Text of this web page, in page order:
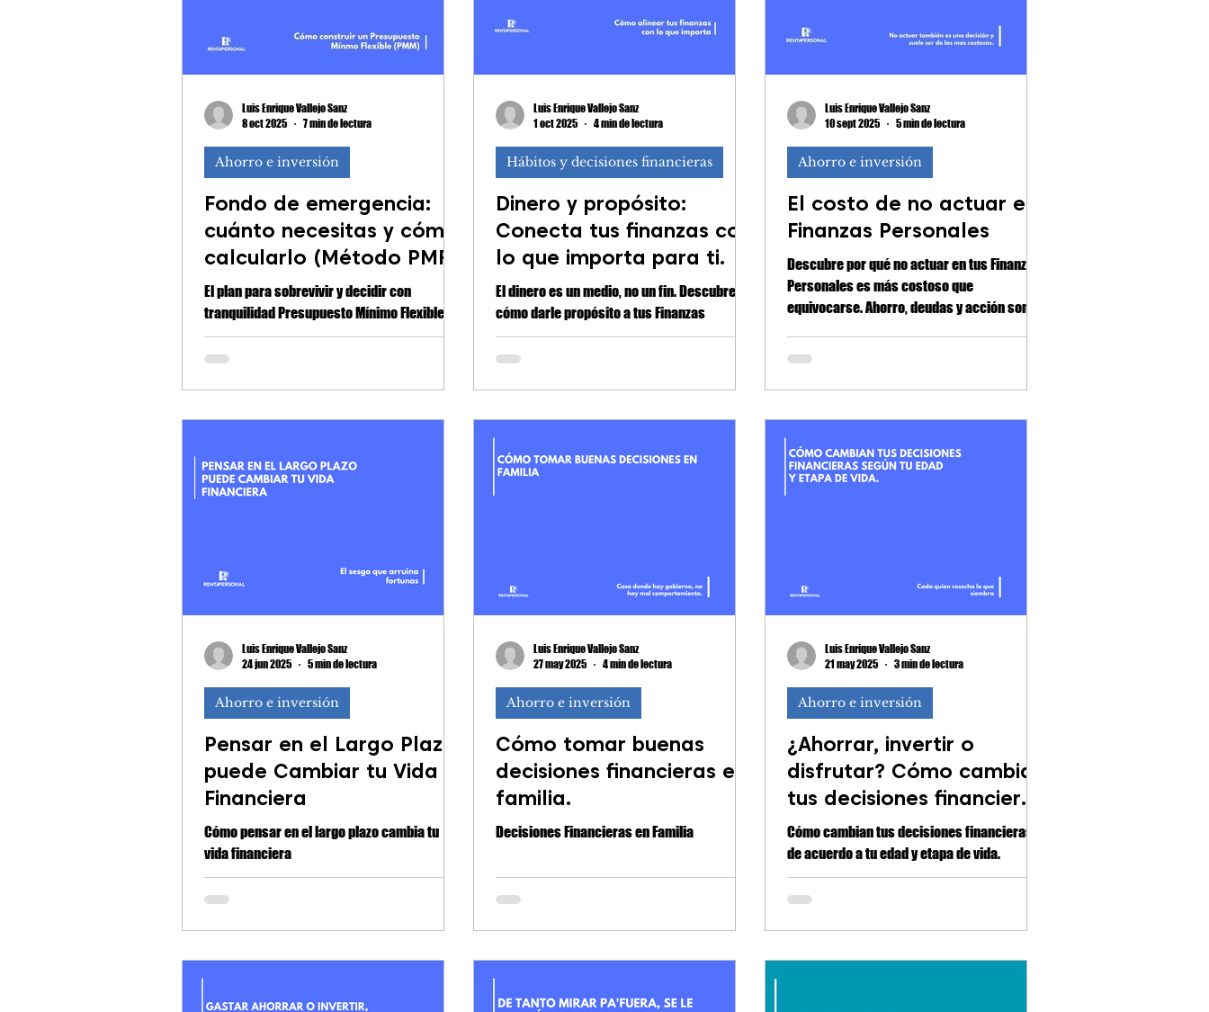
Fondo de emergencia:
cuánto necesitas y cómo
calcularlo (Método PMF)
| Colombia
El plan para sobrevivir y decidir con
tranquilidad Presupuesto Mínimo Flexible El
Presupuesto Mínimo Flexible (PMF) es el
método para calcular exactamente cuánto
cálculo al instante? Usa nuestra
¿Cuánto tiempo puedes sobrevivir con tus
ahorros si tu fuente de ingresos se reduce,
Ahorro e inversión
Luis Enrique Vallejo Sanz
8 oct 2025
7 min de lectura
Dinero y propósito:
Conecta tus finanzas con
lo que importa para ti.
El dinero es un medio, no un fin. Descubre
cómo darle propósito a tus Finanzas
Personales y usar tu dinero para construir la
vida que quieres.
Hábitos y decisiones financieras
Luis Enrique Vallejo Sanz
1 oct 2025
4 min de lectura
El costo de no actuar en
Finanzas Personales
Descubre por qué no actuar en tus Finanzas
Personales es más costoso que
equivocarse. Ahorro, deudas y acción son
Ahorro e inversión
Luis Enrique Vallejo Sanz
10 sept 2025
5 min de lectura
Pensar en el Largo Plazo
puede Cambiar tu Vida
Financiera
Cómo pensar en el largo plazo cambia tu
vida financiera
Ahorro e inversión
Luis Enrique Vallejo Sanz
24 jun 2025
5 min de lectura
Cómo tomar buenas
decisiones financieras en
familia.
Decisiones Financieras en Familia
Ahorro e inversión
Luis Enrique Vallejo Sanz
27 may 2025
4 min de lectura
¿Ahorrar, invertir o
disfrutar? Cómo cambian
tus decisiones financieras
según tu edad y etapa
de vida
Cómo cambian tus decisiones financieras
de acuerdo a tu edad y etapa de vida.
Ahorro e inversión
Luis Enrique Vallejo Sanz
21 may 2025
3 min de lectura